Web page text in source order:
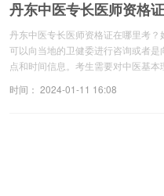
丹东中医专长医师资格
丹东中医专长医师资格证在哪里考
可以向当地的卫健委进行咨询或者
点和时间信息。考生需要对中医基本
时间： 2024-01-11 16:08